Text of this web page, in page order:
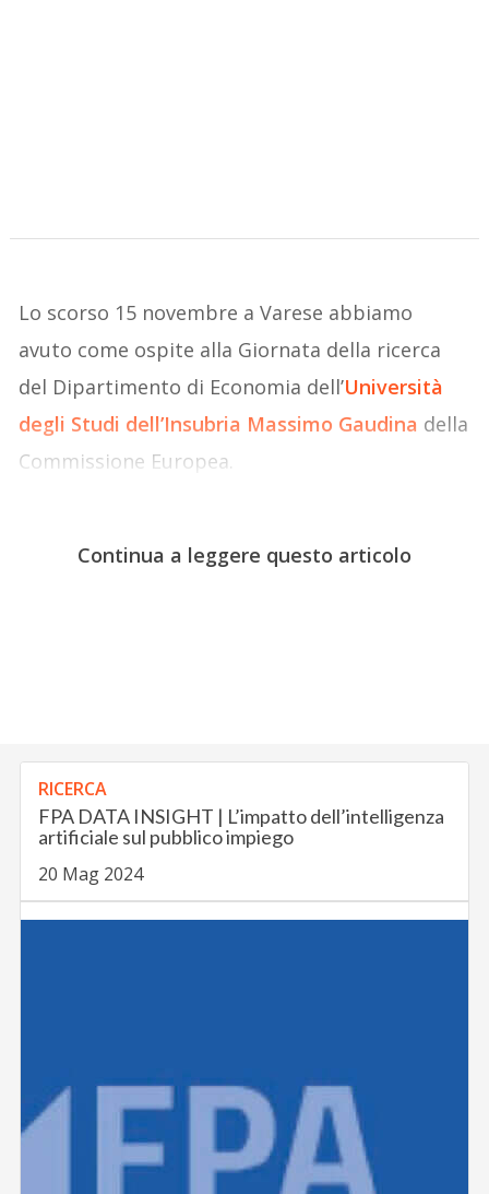
Lo scorso 15 novembre a Varese abbiamo
avuto come ospite alla Giornata della ricerca
del Dipartimento di Economia dell’Università
degli Studi dell’Insubria Massimo Gaudina della
Commissione Europea.
Continua a leggere questo articolo
RICERCA
FPA DATA INSIGHT | L’impatto dell’intelligenza
artificiale sul pubblico impiego
20 Mag 2024